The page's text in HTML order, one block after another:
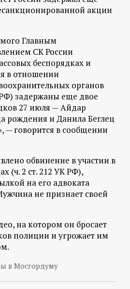
акции
Главным
СК России
беспорядках и
в отношении
органов
задержаны еще двое
27 июля — Айдар
рождения и Данила Беглец
— говорится в сообщении
обвинение в участии в
(ч. 2 ст. 212 УК РФ),
на его адвоката
не признает своей
на котором он бросает
полиции и угрожает им
в Мосгордуму